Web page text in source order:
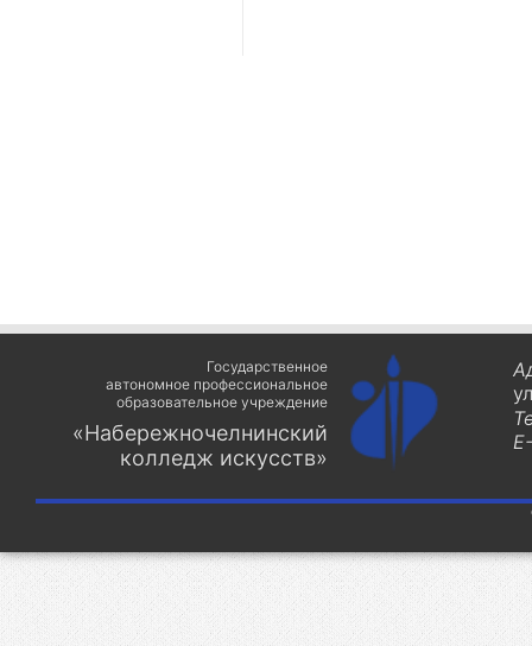
Государственное
автономное профессиональное
образовательное учреждение
«Набережночелнинский
колледж искусств»